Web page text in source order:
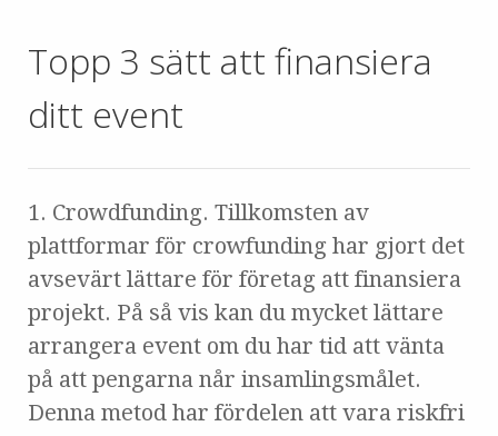
Topp 3 sätt att finansiera
ditt event
1. Crowdfunding. Tillkomsten av
plattformar för crowfunding har gjort det
avsevärt lättare för företag att finansiera
projekt. På så vis kan du mycket lättare
arrangera event om du har tid att vänta
på att pengarna når insamlingsmålet.
Denna metod har fördelen att vara riskfri